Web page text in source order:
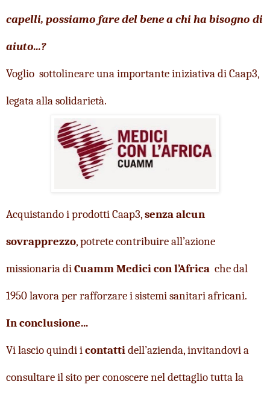
capelli, possiamo fare del bene a chi ha bisogno di
aiuto...?
Voglio  sottolineare una importante iniziativa di Caap3,
legata alla solidarietà.
Acquistando i prodotti Caap3, senza alcun
sovrapprezzo, potrete contribuire all’azione
missionaria di Cuamm Medici con l’Africa che dal
1950 lavora per rafforzare i sistemi sanitari africani.
In conclusione...
Vi lascio quindi i contatti dell’azienda, invitandovi a
consultare il sito per conoscere nel dettaglio tutta la